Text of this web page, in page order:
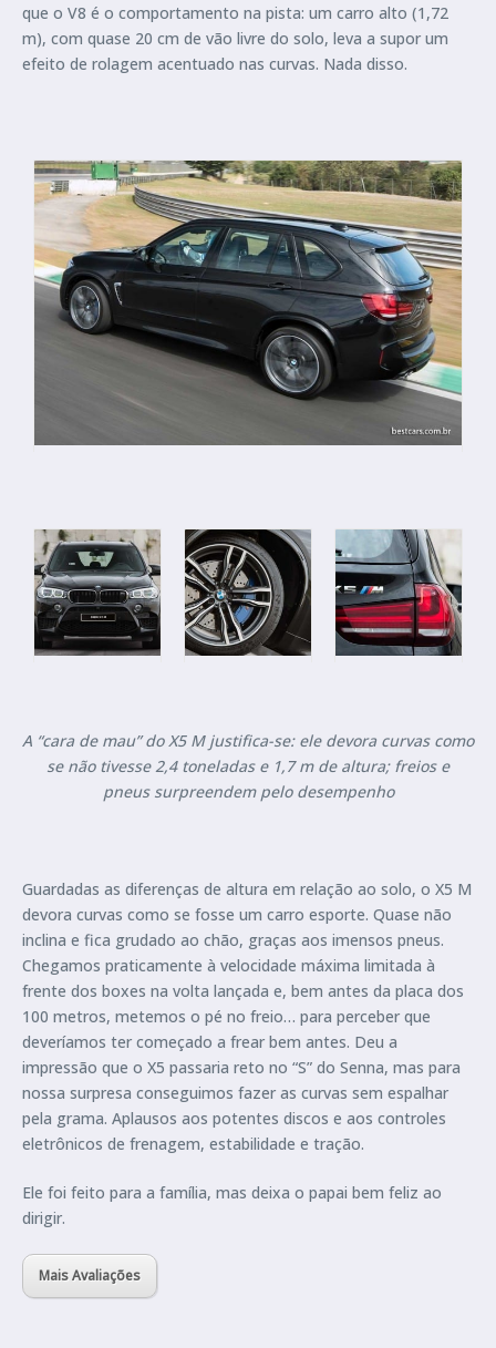
que o V8 é o comportamento na pista: um carro alto (1,72
m), com quase 20 cm de vão livre do solo, leva a supor um
efeito de rolagem acentuado nas curvas. Nada disso.
A “cara de mau” do X5 M justifica-se: ele devora curvas como
se não tivesse 2,4 toneladas e 1,7 m de altura; freios e
pneus surpreendem pelo desempenho
Guardadas as diferenças de altura em relação ao solo, o X5 M
devora curvas como se fosse um carro esporte. Quase não
inclina e fica grudado ao chão, graças aos imensos pneus.
Chegamos praticamente à velocidade máxima limitada à
frente dos boxes na volta lançada e, bem antes da placa dos
100 metros, metemos o pé no freio… para perceber que
deveríamos ter começado a frear bem antes. Deu a
impressão que o X5 passaria reto no “S” do Senna, mas para
nossa surpresa conseguimos fazer as curvas sem espalhar
pela grama. Aplausos aos potentes discos e aos controles
eletrônicos de frenagem, estabilidade e tração.
Ele foi feito para a família, mas deixa o papai bem feliz ao
dirigir.
Mais Avaliações